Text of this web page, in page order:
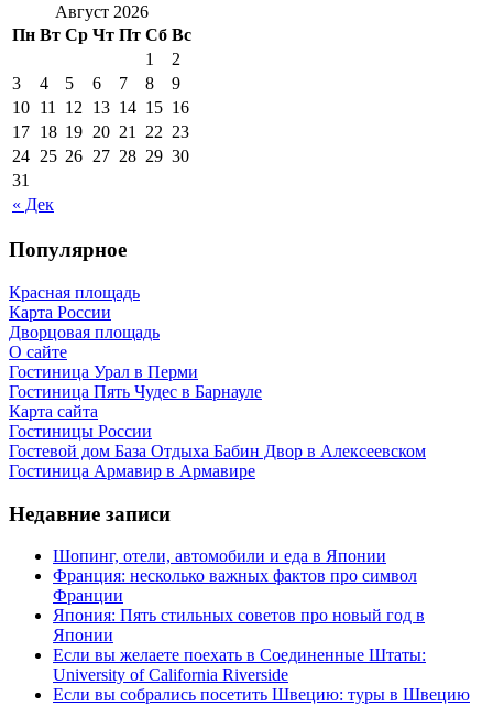
Август 2026
Пн Вт Ср Чт Пт Сб Вс
« Дек
1
2
3
4 5 6 7 8
9
10 11 12 13 14 15 16
17 18 19 20 21 22 23
24 25 26 27 28 29 30
31
Популярное
Красная площадь
Карта России
Дворцовая площадь
О сайте
Гостиница Урал в Перми
Гостиница Пять Чудес в Барнауле
Карта сайта
Гостиницы России
Гостевой дом База Отдыха Бабин Двор в Алексеевском
Гостиница Армавир в Армавире
Недавние записи
Шопинг, отели, автомобили и еда в Японии
Франция: несколько важных фактов про символ
Франции
Япония: Пять стильных советов про новый год в
Японии
Если вы желаете поехать в Соединенные Штаты:
University of California Riverside
Если вы собрались посетить Швецию: туры в Швецию